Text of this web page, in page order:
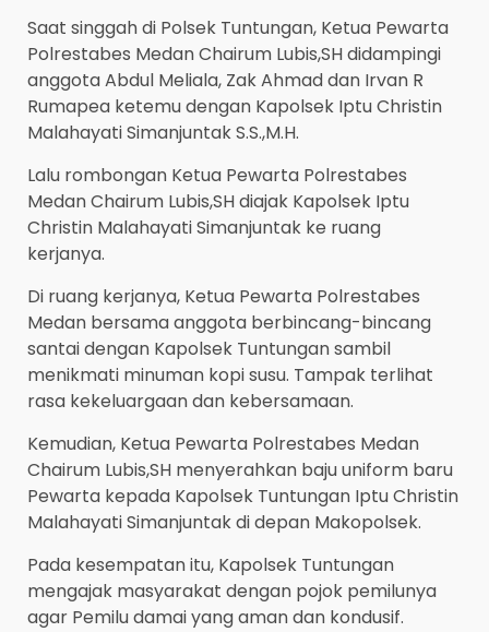
Saat singgah di Polsek Tuntungan, Ketua Pewarta
Polrestabes Medan Chairum Lubis,SH didampingi
anggota Abdul Meliala, Zak Ahmad dan Irvan R
Rumapea ketemu dengan Kapolsek Iptu Christin
Malahayati Simanjuntak S.S.,M.H.
Lalu rombongan Ketua Pewarta Polrestabes
Medan Chairum Lubis,SH diajak Kapolsek Iptu
Christin Malahayati Simanjuntak ke ruang
kerjanya.
Di ruang kerjanya, Ketua Pewarta Polrestabes
Medan bersama anggota berbincang-bincang
santai dengan Kapolsek Tuntungan sambil
menikmati minuman kopi susu. Tampak terlihat
rasa kekeluargaan dan kebersamaan.
Kemudian, Ketua Pewarta Polrestabes Medan
Chairum Lubis,SH menyerahkan baju uniform baru
Pewarta kepada Kapolsek Tuntungan Iptu Christin
Malahayati Simanjuntak di depan Makopolsek.
Pada kesempatan itu, Kapolsek Tuntungan
mengajak masyarakat dengan pojok pemilunya
agar Pemilu damai yang aman dan kondusif.